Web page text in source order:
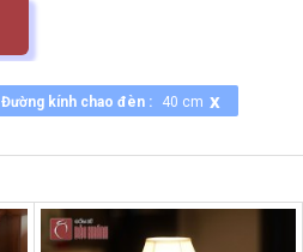
Đường kính chao đèn : 40 cm x